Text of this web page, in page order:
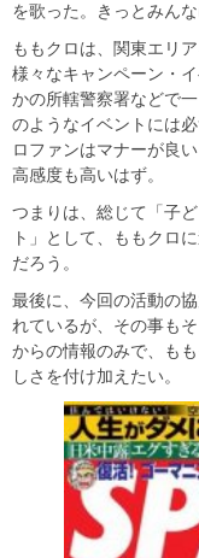
を歌った。きっとみん
ももクロは、関東エリ
様々なキャンペーン・
かの所轄警察署などで
のようなイベントには
ロファンはマナーが良
高感度も高いはず。
つまりは、総じて「子
ト」として、ももクロ
だろう。
最後に、今回の活動の
れているが、その事も
からの情報のみで、も
しさを付け加えたい。